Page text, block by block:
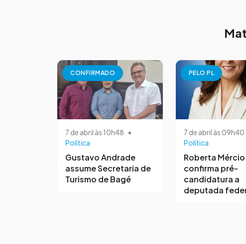
CONFIRMADO
7 de abril às 10h48 •
Política
Gustavo Andrade
assume Secretaria de
Turismo de Bagé
PELO PL
7 de abril às 09h40
Política
Roberta Mércio
confirma pré-
candidatura a
deputada